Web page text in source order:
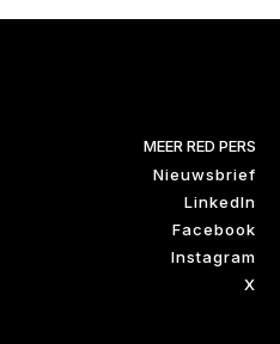
MEER RED PERS
Nieuwsbrief
LinkedIn
Facebook
Instagram
X